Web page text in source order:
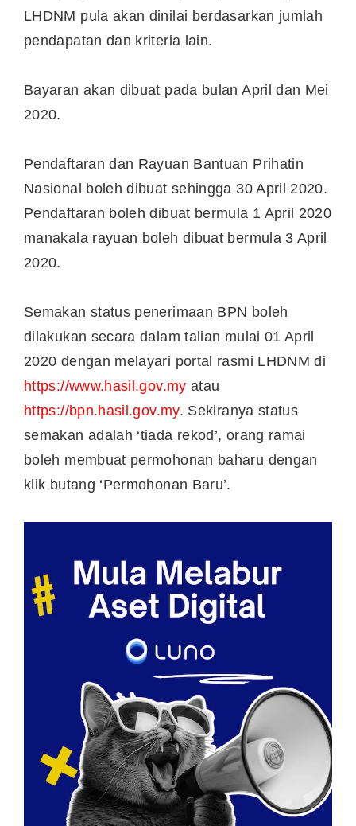
LHDNM pula akan dinilai berdasarkan jumlah
pendapatan dan kriteria lain.
Bayaran akan dibuat pada bulan April dan Mei
2020.
Pendaftaran dan Rayuan Bantuan Prihatin
Nasional boleh dibuat sehingga 30 April 2020.
Pendaftaran boleh dibuat bermula 1 April 2020
manakala rayuan boleh dibuat bermula 3 April
2020.
Semakan status penerimaan BPN boleh
dilakukan secara dalam talian mulai 01 April
2020 dengan melayari portal rasmi LHDNM di
https://www.hasil.gov.my atau
https://bpn.hasil.gov.my. Sekiranya status
semakan adalah ‘tiada rekod’, orang ramai
boleh membuat permohonan baharu dengan
klik butang ‘Permohonan Baru’.